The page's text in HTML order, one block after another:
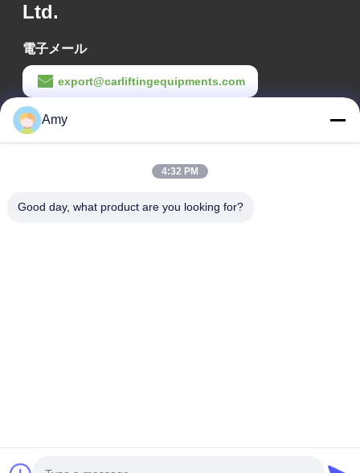
Ltd.
電子メール
export@carliftingequipments.com
作業時間
09:00-18:00
会社の住所
Amy
4:32 PM
Good day, what product are you looking for?